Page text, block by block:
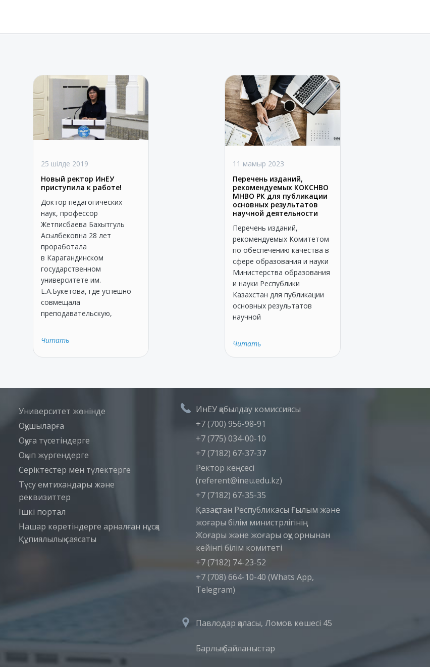
25 шілде 2019
Новый ректор ИнЕУ
приступила к работе!
Доктор педагогических
наук, профессор
Жетписбаева Бахытгуль
Асылбековна 28 лет
проработала
в Карагандинском
государственном
университете им.
Е.А.Букетова, где успешно
совмещала
преподавательскую,
Читать
11 мамыр 2023
Перечень изданий,
рекомендуемых КОКСНВО
МНВО РК для публикации
основных результатов
научной деятельности
Перечень изданий,
рекомендуемых Комитетом
по обеспечению качества в
сфере образования и науки
Министерства образования
и науки Республики
Казахстан для публикации
основных результатов
научной
Читать
Университет жөнінде
Оқушыларға
Оқуға түсетіндерге
Оқып жүргендерге
Серіктестер мен түлектерге
Түсу емтихандары және
реквизиттер
Iшкi портал
Нашар көретіндерге арналған нұсқа
Құпиялылық саясаты
ИнЕУ қабылдау комиссиясы
+7 (700) 956-98-91
+7 (775) 034-00-10
+7 (7182) 67-37-37
Ректор кеңсесі
(referent@ineu.edu.kz)
+7 (7182) 67-35-35
Қазақстан Республикасы Ғылым және
жоғары білім министрлігінің
Жоғары және жоғары оқу орнынан
кейінгі білім комитеті
+7 (7182) 74-23-52
+7 (708) 664-10-40 (Whats App,
Telegram)
Павлодар қаласы, Ломов көшесі 45
Барлық байланыстар